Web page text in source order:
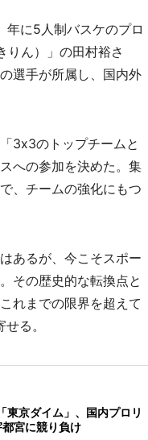
に5人制バスケのプロ
りん）」の田村裕さ
選手が所属し、国内外
3x3のトップチームと
への参加を決めた。集
、チームの強化にもつ
あるが、今こそスポー
その歴史的な転換点と
れまでの限界を超えて
る。
東京ダイム」、国内プロリ
宮に競り負け